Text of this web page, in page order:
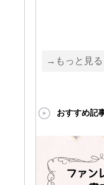
→もっと見る
おすすめ記